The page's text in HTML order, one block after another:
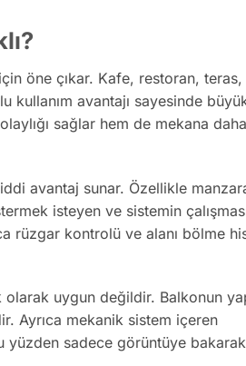
öne çıkar. Kafe, restoran, teras,
avantajı sayesinde
sağlar hem de mekana daha
avantaj sunar. Özellikle
isteyen ve sistemin
rüzgar kontrolü ve alanı bölme
uygun değildir. Balkonun
Ayrıca mekanik sistem içeren
sadece görüntüye bakarak